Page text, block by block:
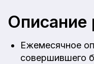
Описание
Ежемесячное
совершившего